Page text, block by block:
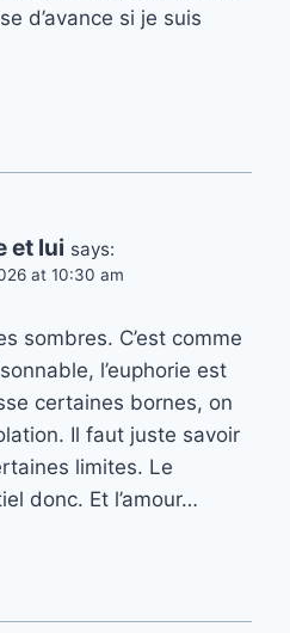
d’avance si je suis
et lui says:
at 10:30 am
sombres. C’est comme
l’euphorie est
certaines bornes, on
Il faut juste savoir
limites. Le
donc. Et l’amour…